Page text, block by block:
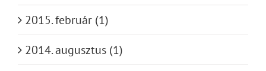
2015. február (1)
2014. augusztus (1)